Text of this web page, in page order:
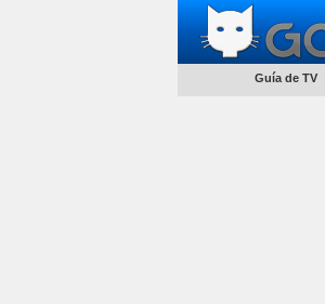
Guía de TV